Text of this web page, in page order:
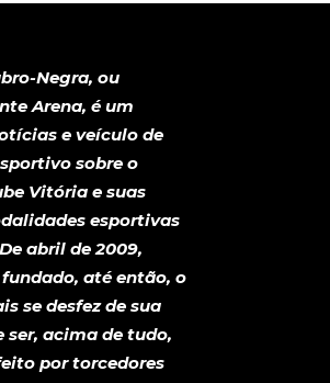
Negra, ou
Arena, é um
e veículo de
sobre o
Vitória e suas
esportivas
abril de 2009,
até então, o
se desfez de sua
ser, acima de tudo,
por torcedores